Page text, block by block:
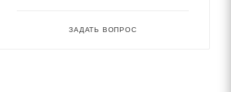
ЗАДАТЬ ВОПРОС